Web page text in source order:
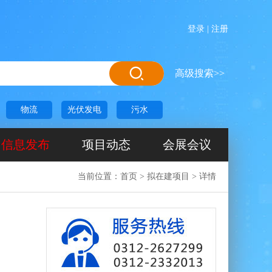
登录 注册
高级搜索>>
物流 光伏发电 污水
信息发布 项目动态 会展会议
当前位置： 首页 > 拟在建项目 > 详情